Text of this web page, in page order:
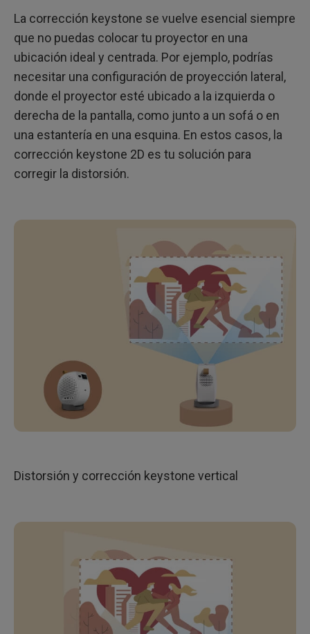
La corrección keystone se vuelve esencial siempre
que no puedas colocar tu proyector en una
ubicación ideal y centrada. Por ejemplo, podrías
necesitar una configuración de proyección lateral,
donde el proyector esté ubicado a la izquierda o
derecha de la pantalla, como junto a un sofá o en
una estantería en una esquina. En estos casos, la
corrección keystone 2D es tu solución para
corregir la distorsión.
Distorsión y corrección keystone vertical